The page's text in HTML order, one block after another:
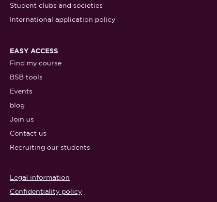
Student clubs and societies
International application policy
EASY ACCESS
Find my course
BSB tools
Events
blog
Join us
Contact us
Recruiting our students
Legal information
Confidentiality policy